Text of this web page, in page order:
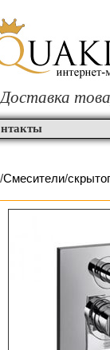
Доставка
/Смесители/